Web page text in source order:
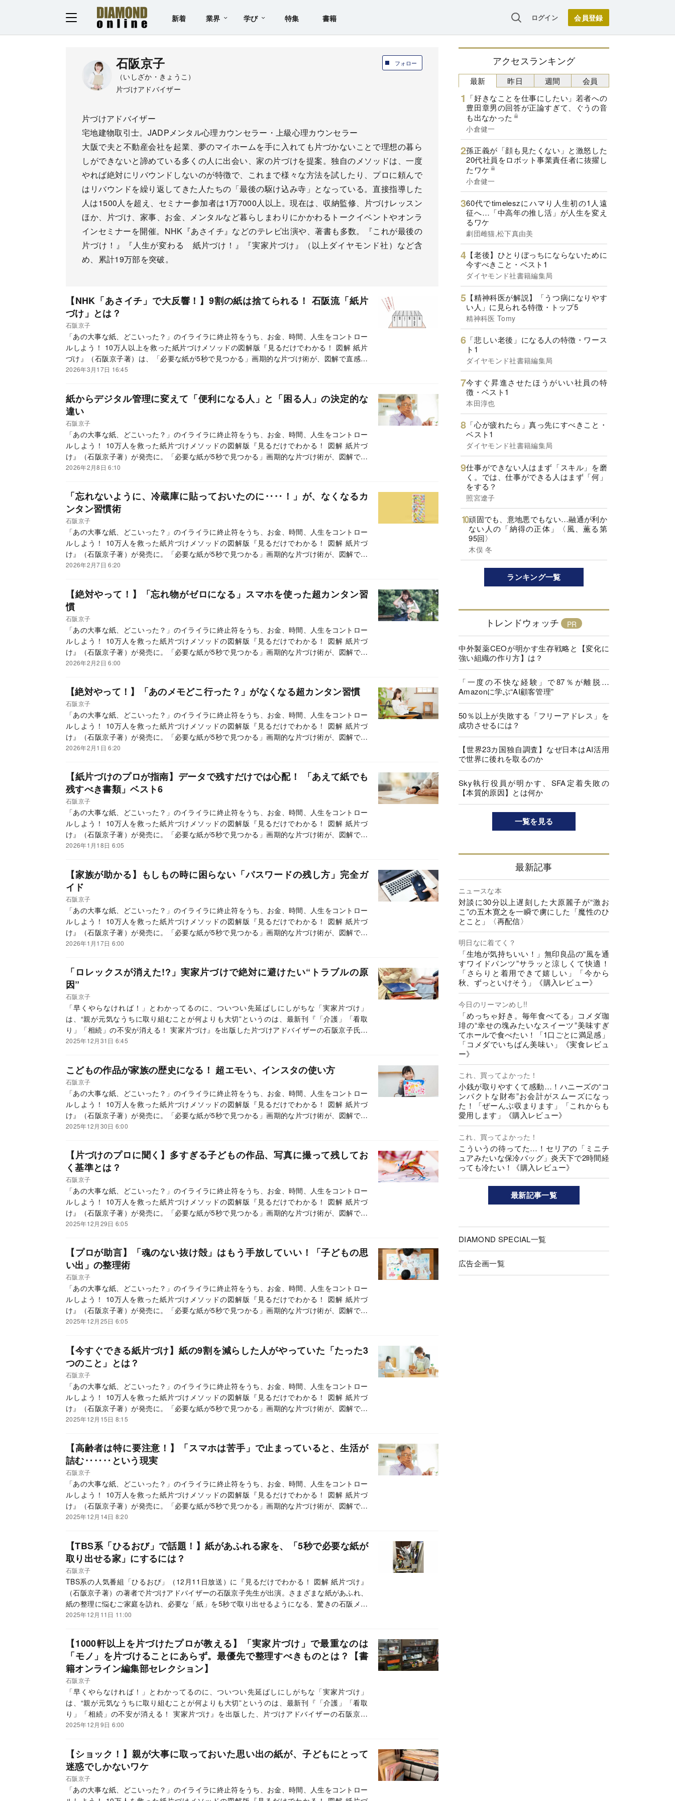
新着 業界 学び 特集 書籍 ログイン
フォロー
石阪京子
（いしざか・きょうこ）
片づけアドバイザー
片づけアドバイザー
宅地建物取引士。JADPメンタル心理カウンセラー・上級心理カウンセラー
大阪で夫と不動産会社を起業、夢のマイホームを手に入れても片づかないことで理想の暮ら
しができないと諦めている多くの人に出会い、家の片づけを提案。独自のメソッドは、一度
やれば絶対にリバウンドしないのが特徴で、これまで様々な方法を試したり、プロに頼んで
はリバウンドを繰り返してきた人たちの「最後の駆け込み寺」となっている。直接指導した
人は1500人を超え、セミナー参加者は1万7000人以上。現在は、収納監修、片づけレッスン
ほか、片づけ、家事、お金、メンタルなど暮らしまわりにかかわるトークイベントやオンラ
インセミナーを開催。NHK『あさイチ』などのテレビ出演や、著書も多数。『これが最後の
片づけ！』『人生が変わる 紙片づけ！』『実家片づけ』（以上ダイヤモンド社）など含
め、累計19万部を突破。
【NHK「あさイチ」で大反響！】9割の紙は捨てられる！ 石阪流「紙片
づけ」とは？
石阪京子
「あの大事な紙、どこいった？」のイライラに終止符をうち、お金、時間、人生をコントロー
ルしよう！ 10万人以上を救った紙片づけメソッドの図解版『見るだけでわかる！ 図解 紙片
づけ』（石阪京子著）は、「必要な紙が5秒で見つかる」画期的な片づけ術が、図解で直感的
に分かり、スマホを活用したデータ化の方法も超絶丁寧に解説した本。本記事ではNHKの
す。
2026年3月17日 16:45
紙からデジタル管理に変えて「便利になる人」と「困る人」の決定的な
違い
石阪京子
「あの大事な紙、どこいった？」のイライラに終止符をうち、お金、時間、人生をコントロー
ルしよう！ 10万人を救った紙片づけメソッドの図解版『見るだけでわかる！ 図解 紙片づ
け』（石阪京子著）が発売に。「必要な紙が5秒で見つかる」画期的な片づけ術が、図解で直
感的に分かり、紙を減らすスマホ活用術も超絶丁寧に解説。本連載では本書から、抜粋・編集
2026年2月8日 6:10
「忘れないように、冷蔵庫に貼っておいたのに‥‥！」が、なくなるカ
ンタン習慣術
石阪京子
「あの大事な紙、どこいった？」のイライラに終止符をうち、お金、時間、人生をコントロー
ルしよう！ 10万人を救った紙片づけメソッドの図解版『見るだけでわかる！ 図解 紙片づ
け』（石阪京子著）が発売に。「必要な紙が5秒で見つかる」画期的な片づけ術が、図解で直
感的に分かり、紙を減らすスマホ活用術も超絶丁寧に解説。本連載では本書から、抜粋・編集
2026年2月7日 6:20
【絶対やって！】「忘れ物がゼロになる」スマホを使った超カンタン習
慣
石阪京子
「あの大事な紙、どこいった？」のイライラに終止符をうち、お金、時間、人生をコントロー
ルしよう！ 10万人を救った紙片づけメソッドの図解版『見るだけでわかる！ 図解 紙片づ
け』（石阪京子著）が発売に。「必要な紙が5秒で見つかる」画期的な片づけ術が、図解で直
感的に分かり、紙を減らすスマホ活用術も超絶丁寧に解説。本連載では本書から、抜粋・編集
2026年2月2日 6:00
【絶対やって！】「あのメモどこ行った？」がなくなる超カンタン習慣
石阪京子
「あの大事な紙、どこいった？」のイライラに終止符をうち、お金、時間、人生をコントロー
ルしよう！ 10万人を救った紙片づけメソッドの図解版『見るだけでわかる！ 図解 紙片づ
け』（石阪京子著）が発売に。「必要な紙が5秒で見つかる」画期的な片づけ術が、図解で直
感的に分かり、紙を減らすスマホ活用術も超絶丁寧に解説。本連載では本書から、抜粋・編集
2026年2月1日 6:20
【紙片づけのプロが指南】データで残すだけでは心配！ 「あえて紙でも
残すべき書類」ベスト6
石阪京子
「あの大事な紙、どこいった？」のイライラに終止符をうち、お金、時間、人生をコントロー
ルしよう！ 10万人を救った紙片づけメソッドの図解版『見るだけでわかる！ 図解 紙片づ
け』（石阪京子著）が発売に。「必要な紙が5秒で見つかる」画期的な片づけ術が、図解で直
感的に分かり、紙を減らすスマホ活用術も超絶丁寧に解説。本連載では本書から、抜粋・編集
2026年1月18日 6:05
【家族が助かる】もしもの時に困らない「パスワードの残し方」完全ガ
イド
石阪京子
「あの大事な紙、どこいった？」のイライラに終止符をうち、お金、時間、人生をコントロー
ルしよう！ 10万人を救った紙片づけメソッドの図解版『見るだけでわかる！ 図解 紙片づ
け』（石阪京子著）が発売に。「必要な紙が5秒で見つかる」画期的な片づけ術が、図解で直
感的に分かり、紙を減らすスマホ活用術も超絶丁寧に解説。本連載では本書から、抜粋・編集
2026年1月17日 6:00
「ロレックスが消えた!?」実家片づけで絶対に避けたい“トラブルの原
因”
石阪京子
「早くやらなければ！」とわかってるのに、ついつい先延ばしにしがちな「実家片づけ」
は、“親が元気なうちに取り組むことが何よりも大切”というのは、最新刊『「介護」「看取
り」「相続」の不安が消える！ 実家片づけ』を出版した片づけアドバイザーの石阪京子氏。
実家に溢れるモノを整理し、お金を把握することで、親子ともに幸せになれるそのノウハウ
2025年12月31日 6:45
こどもの作品が家族の歴史になる！ 超エモい、インスタの使い方
石阪京子
「あの大事な紙、どこいった？」のイライラに終止符をうち、お金、時間、人生をコントロー
ルしよう！ 10万人を救った紙片づけメソッドの図解版『見るだけでわかる！ 図解 紙片づ
け』（石阪京子著）が発売に。「必要な紙が5秒で見つかる」画期的な片づけ術が、図解で直
感的に分かり、紙を減らすスマホ活用術も超絶丁寧に解説。本連載では本書から、抜粋・編集
2025年12月30日 6:00
【片づけのプロに聞く】多すぎる子どもの作品、写真に撮って残してお
く基準とは？
石阪京子
「あの大事な紙、どこいった？」のイライラに終止符をうち、お金、時間、人生をコントロー
ルしよう！ 10万人を救った紙片づけメソッドの図解版『見るだけでわかる！ 図解 紙片づ
け』（石阪京子著）が発売に。「必要な紙が5秒で見つかる」画期的な片づけ術が、図解で直
感的に分かり、紙を減らすスマホ活用術も超絶丁寧に解説。本連載では本書から、抜粋・編集
2025年12月29日 6:05
【プロが助言】「魂のない抜け殻」はもう手放していい！「子どもの思
い出」の整理術
石阪京子
「あの大事な紙、どこいった？」のイライラに終止符をうち、お金、時間、人生をコントロー
ルしよう！ 10万人を救った紙片づけメソッドの図解版『見るだけでわかる！ 図解 紙片づ
け』（石阪京子著）が発売に。「必要な紙が5秒で見つかる」画期的な片づけ術が、図解で直
感的に分かり、紙を減らすスマホ活用術も超絶丁寧に解説。本連載では本書から、抜粋・編集
2025年12月25日 6:05
【今すぐできる紙片づけ】紙の9割を減らした人がやっていた「たった3
つのこと」とは？
石阪京子
「あの大事な紙、どこいった？」のイライラに終止符をうち、お金、時間、人生をコントロー
ルしよう！ 10万人を救った紙片づけメソッドの図解版『見るだけでわかる！ 図解 紙片づ
け』（石阪京子著）が発売に。「必要な紙が5秒で見つかる」画期的な片づけ術が、図解で直
感的に分かり、紙を減らすスマホ活用術も超絶丁寧に解説。本連載では本書から、抜粋・編集
2025年12月15日 8:15
【高齢者は特に要注意！】「スマホは苦手」で止まっていると、生活が
詰む‥‥‥という現実
石阪京子
「あの大事な紙、どこいった？」のイライラに終止符をうち、お金、時間、人生をコントロー
ルしよう！ 10万人を救った紙片づけメソッドの図解版『見るだけでわかる！ 図解 紙片づ
け』（石阪京子著）が発売に。「必要な紙が5秒で見つかる」画期的な片づけ術が、図解で直
感的に分かり、紙を減らすスマホ活用術も超絶丁寧に解説。本連載では本書から、抜粋・編集
2025年12月14日 8:20
【TBS系「ひるおび」で話題！】紙があふれる家を、「5秒で必要な紙が
取り出せる家」にするには？
石阪京子
TBS系の人気番組「ひるおび」（12月11日放送）に『見るだけでわかる！ 図解 紙片づけ』
（石阪京子著）の著者で片づけアドバイザーの石阪京子先生が出演。さまざまな紙があふれ、
紙の整理に悩むご家庭を訪れ、必要な「紙」を5秒で取り出せるようになる、驚きの石阪メソ
ッド「紙片づけ」を披露しました！ この記事では番組内で紹介された実践的＆具体的な「紙
します。
2025年12月11日 11:00
【1000軒以上を片づけたプロが教える】「実家片づけ」で最重なのは
「モノ」を片づけることにあらず。最優先で整理すべきものとは？【書
籍オンライン編集部セレクション】
石阪京子
「早くやらなければ！」とわかってるのに、ついつい先延ばしにしがちな「実家片づけ」
は、“親が元気なうちに取り組むことが何よりも大切”というのは、最新刊『「介護」「看取
り」「相続」の不安が消える！ 実家片づけ』を出版した、片づけアドバイザーの石阪京子
氏。実家に溢れるモノを整理し、お金を把握することで、親子ともに幸せになれるそのノウハ
2025年12月9日 6:00
【ショック！】親が大事に取っておいた思い出の紙が、子どもにとって
迷惑でしかないワケ
石阪京子
「あの大事な紙、どこいった？」のイライラに終止符をうち、お金、時間、人生をコントロー
アクセスランキング
最新
「好きなことを仕事にしたい」若者への
豊田章男の回答が正論すぎて、ぐうの音
も出なかった
小倉健一
孫正義が「顔も見たくない」と激怒した
20代社員をロボット事業責任者に抜擢し
たワケ
小倉健一
60代でtimeleszにハマり人生初の1人遠
征へ…「中高年の推し活」が人生を変え
るワケ
劇団雌猫,松下真由美
【老後】ひとりぼっちにならないために
今すべきこと・ベスト1
ダイヤモンド社書籍編集局
【精神科医が解説】「うつ病になりやす
い人」に見られる特徴・トップ5
精神科医 Tomy
「悲しい老後」になる人の特徴・ワース
ト1
ダイヤモンド社書籍編集局
今すぐ昇進させたほうがいい社員の特
徴・ベスト1
本田淳也
「心が疲れたら」真っ先にすべきこと・
ベスト1
ダイヤモンド社書籍編集局
仕事ができない人はまず「スキル」を磨
く。では、仕事ができる人はまず「何」
をする？
照宮遼子
頑固でも、意地悪でもない…融通が利か
ない人の「納得の正体」〈風、薫る第
95回〉
木俣 冬
昨日 週間 会員
ランキング一覧
トレンドウォッチ
中外製薬CEOが明かす生存戦略と【変化に
強い組織の作り方】は？
「一度の不快な経験」で87％が離脱…
Amazonに学ぶ“AI顧客管理”
50％以上が失敗する「フリーアドレス」を
成功させるには？
【世界23カ国独自調査】なぜ日本はAI活用
で世界に後れを取るのか
Sky執行役員が明かす、SFA定着失敗の
【本質的原因】とは何か
一覧を見る
最新記事
ニュースな本
対談に30分以上遅刻した大原麗子が“激お
こ”の五木寛之を一瞬で虜にした「魔性のひ
とこと」〈再配信〉
明日なに着てく？
「生地が気持ちいい！」無印良品の“風を通
すワイドパンツ”サラッと涼しくて快適！
「さらりと着用できて嬉しい」「今から
秋、ずっといけそう」《購入レビュー》
今日のリーマンめし!!
「めっちゃ好き。毎年食べてる」コメダ珈
琲の“幸せの塊みたいなスイーツ”美味すぎ
てホールで食べたい！「1口ごとに満足感」
「コメダでいちばん美味い」《実食レビュ
ー》
これ、買ってよかった！
小銭が取りやすくて感動…！ハニーズの“コ
ンパクトな財布”お会計がスムーズになっ
た！「ぜーんぶ収まります」「これからも
愛用します」《購入レビュー》
これ、買ってよかった！
こういうの待ってた…！セリアの「ミニチ
ュアみたいな保冷バッグ」炎天下で2時間経
っても冷たい！《購入レビュー》
最新記事一覧
DIAMOND SPECIAL一覧
広告企画一覧